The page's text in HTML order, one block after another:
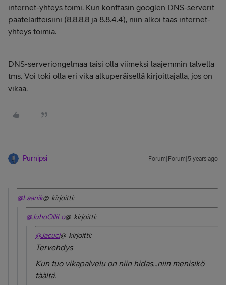
internet-yhteys toimi. Kun konffasin googlen DNS-serverit
päätelaitteisiini (8.8.8.8 ja 8.8.4.4), niin alkoi taas internet-
yhteys toimia.
DNS-serveriongelmaa taisi olla viimeksi laajemmin talvella
tms. Voi toki olla eri vika alkuperäisellä kirjoittajalla, jos on
vikaa.
Purnipsi Forum|Forum|5 years ago
@Laanik@ kirjoitti:
@JuhoOlliLo@ kirjoitti:
@Jacuci@ kirjoitti:
Tervehdys
Kun tuo vikapalvelu on niin hidas...niin menisikö
täältä.